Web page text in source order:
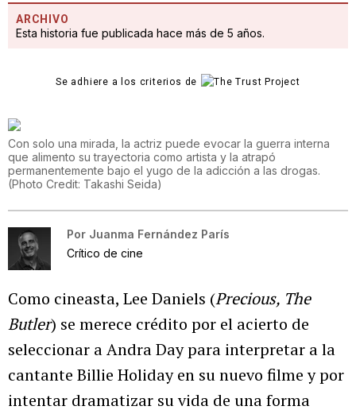
ARCHIVO
Esta historia fue publicada hace más de 5 años.
Se adhiere a los criterios de
Con solo una mirada, la actriz puede evocar la guerra interna
que alimento su trayectoria como artista y la atrapó
permanentemente bajo el yugo de la adicción a las drogas.
(Photo Credit: Takashi Seida)
Por Juanma Fernández París
Crítico de cine
Como cineasta, Lee Daniels (Precious, The
Butler) se merece crédito por el acierto de
seleccionar a Andra Day para interpretar a la
cantante Billie Holiday en su nuevo filme y por
intentar dramatizar su vida de una forma